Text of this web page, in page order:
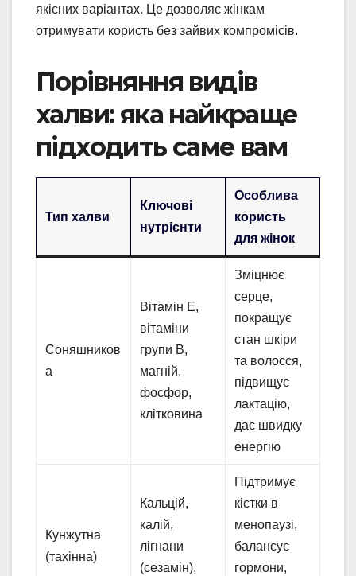
якісних варіантах. Це дозволяє жінкам
отримувати користь без зайвих компромісів.
Порівняння видів
халви: яка найкраще
підходить саме вам
Тип халви
Ключові
нутрієнти
Особлива
користь
для жінок
Соняшников
а
Вітамін Е,
вітаміни
групи В,
магній,
фосфор,
клітковина
Зміцнює
серце,
покращує
стан шкіри
та волосся,
підвищує
лактацію,
дає швидку
енергію
Кунжутна
(тахінна)
Кальцій,
калій,
лігнани
(сезамін),
Підтримує
кістки в
менопаузі,
балансує
гормони,